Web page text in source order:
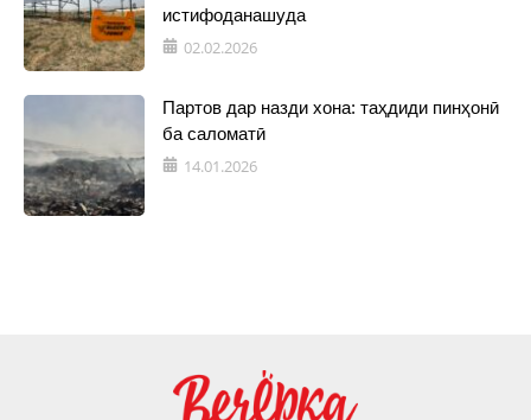
истифоданашуда
02.02.2026
Партов дар назди хона: таҳдиди пинҳонӣ
ба саломатӣ
14.01.2026